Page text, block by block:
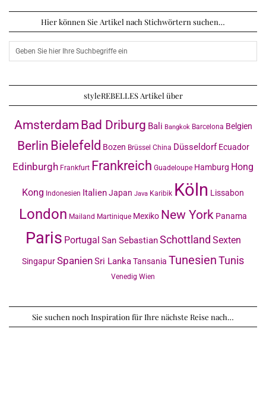
Hier können Sie Artikel nach Stichwörtern suchen…
styleREBELLES Artikel über
Amsterdam Bad Driburg Bali Bangkok Barcelona Belgien
Berlin Bielefeld Bozen Brüssel China Düsseldorf Ecuador
Edinburgh Frankfurt Frankreich Guadeloupe Hamburg Hong
Kong Indonesien ItalienJapan Java Karibik Köln Lissabon
London Mailand Martinique Mexiko New York Panama
Paris Portugal San SebastianSchottland Sexten
SingapurSpanienSri LankaTansania TunesienTunis
Venedig Wien
Sie suchen noch Inspiration für Ihre nächste Reise nach…